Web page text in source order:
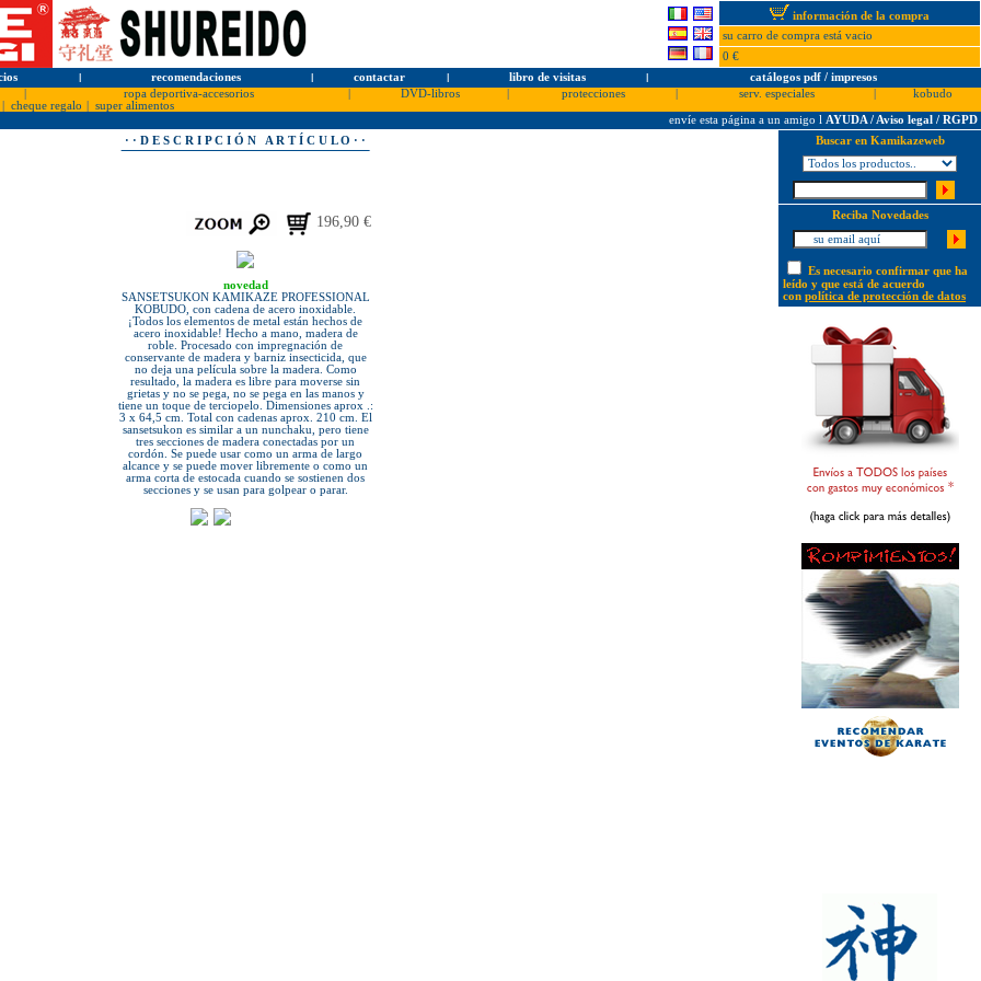
información de la compra
su carro de compra está vacio
0 €
l recomendaciones l contactar l libro de visitas l
catálogos pdf / impresos
ropa deportiva-accesorios DVD-libros protecciones serv. especiales
kobudo
cheque regalo
super alimentos
envíe esta página a un amigo l AYUDA / Aviso legal / RGPD
· · D E S C R I P C I Ó N A R T Í C U L O · ·
196,90 €
novedad
SANSETSUKON KAMIKAZE PROFESSIONAL
KOBUDO, con cadena de acero inoxidable.
¡Todos los elementos de metal están hechos de
acero inoxidable! Hecho a mano, madera de
roble. Procesado con impregnación de
conservante de madera y barniz insecticida, que
no deja una película sobre la madera. Como
resultado, la madera es libre para moverse sin
grietas y no se pega, no se pega en las manos y
tiene un toque de terciopelo. Dimensiones aprox .:
3 x 64,5 cm. Total con cadenas aprox. 210 cm. El
sansetsukon es similar a un nunchaku, pero tiene
tres secciones de madera conectadas por un
cordón. Se puede usar como un arma de largo
alcance y se puede mover libremente o como un
arma corta de estocada cuando se sostienen dos
secciones y se usan para golpear o parar.
Buscar en Kamikazeweb
Reciba Novedades
Es necesario confirmar que ha
leído y que está de acuerdo
con política de protección de datos